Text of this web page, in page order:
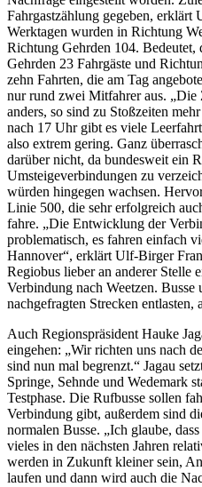
Fahrgastzählung gegeben,
Werktagen wurden in Richtung
Richtung Gehrden 104. Bedeutet,
Gehrden 23 Fahrgäste und
zehn Fahrten, die am Tag
nur rund zwei Mitfahrer aus.
anders, so sind zu Stoßzeiten
nach 17 Uhr gibt es viele
also extrem gering. Ganz
darüber nicht, da bundesweit ein
Umsteigeverbindungen zu
würden hingegen wachsen.
Linie 500, die sehr erfolgreich
fahre. „Die Entwicklung der
problematisch, es fahren einfach
Hannover“, erklärt Ulf-Birger
Regiobus lieber an anderer Stelle
Verbindung nach Weetzen. Busse
nachgefragten Strecken entlasten,
Auch Regionspräsident Hauke
eingehen: „Wir richten uns nach
sind nun mal begrenzt.“ Jagau
Springe, Sehnde und Wedemark
Testphase. Die Rufbusse sollen
Verbindung gibt, außerdem sind
normalen Busse. „Ich glaube,
vieles in den nächsten Jahren
werden in Zukunft kleiner sein,
laufen und dann wird auch die